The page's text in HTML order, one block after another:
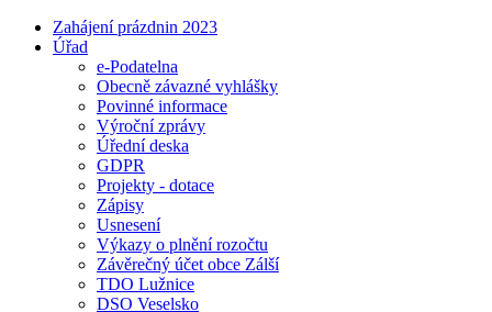
Zahájení prázdnin 2023
Úřad
e-Podatelna
Obecně závazné vyhlášky
Povinné informace
Výroční zprávy
Úřední deska
GDPR
Projekty - dotace
Zápisy
Usnesení
Výkazy o plnění rozočtu
Závěrečný účet obce Zálší
TDO Lužnice
DSO Veselsko